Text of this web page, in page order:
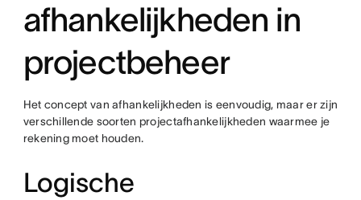
afhankelijkheden in
projectbeheer
Het concept van afhankelijkheden is eenvoudig, maar er zijn
verschillende soorten projectafhankelijkheden waarmee je
rekening moet houden.
Logische